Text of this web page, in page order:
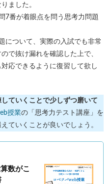
ました。
7番が着眼点を問う思考力問題
について、実際の入試でも非常
で抜け漏れを確認した上で、
応できるように復習して欲し
ていくことで少しずつ磨いて
授業の「思考力テスト講座」を
ていくことが良いでしょう。
数がこ